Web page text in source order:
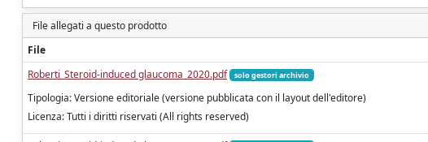
File allegati a questo prodotto
File
Roberti_Steroid-induced glaucoma_2020.pdf
solo gestori archivio
Tipologia: Versione editoriale (versione pubblicata con il layout dell'editore)
Licenza: Tutti i diritti riservati (All rights reserved)